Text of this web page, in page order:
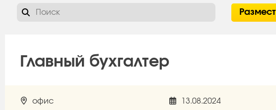
Главный бухгалтер
офис
13.08.2024